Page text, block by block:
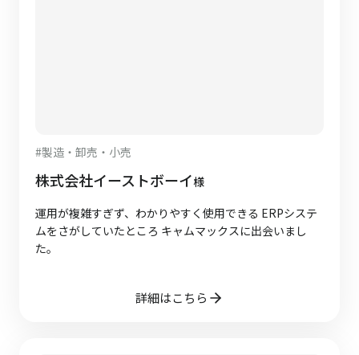
#製造・卸売・小売
株式会社イーストボーイ様
運用が複雑すぎず、わかりやすく使用できる ERPシステ
ムをさがしていたところ キャムマックスに出会いまし
た。
詳細はこちら